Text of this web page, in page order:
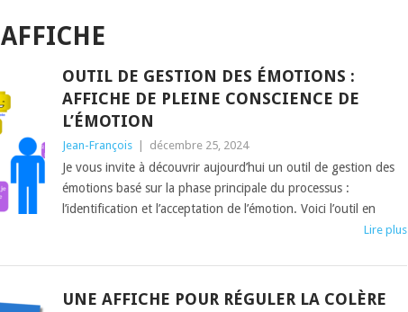
AFFICHE
OUTIL DE GESTION DES ÉMOTIONS :
AFFICHE DE PLEINE CONSCIENCE DE
L’ÉMOTION
Jean-François décembre 25, 2024
Je vous invite à découvrir aujourd’hui un outil de gestion des
émotions basé sur la phase principale du processus :
l’identification et l’acceptation de l’émotion. Voici l’outil en
Lire plus
UNE AFFICHE POUR RÉGULER LA COLÈRE